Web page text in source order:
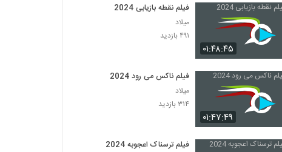
۰۱:۴۸:۴۵
فیلم نقطه بازیابی 2024
میلاد
۴۹۱ بازدید
۰۱:۴۷:۴۹
فیلم ناکس می رود 2024
میلاد
۳۱۴ بازدید
فیلم ترسناک اعجوبه 2024